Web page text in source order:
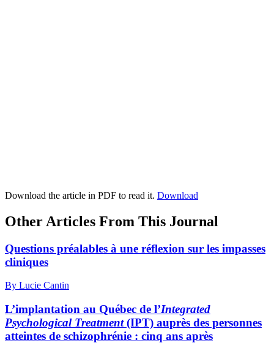
Download the article in PDF to read it. Download
Other Articles From This Journal
Questions préalables à une réflexion sur les impasses
cliniques
By Lucie Cantin
L’implantation au Québec de l’Integrated
Psychological Treatment(IPT) auprès des personnes
atteintes de schizophrénie : cinq ans après